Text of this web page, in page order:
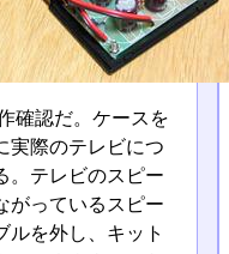
確認だ。ケースを
実際のテレビにつ
。テレビのスピー
がっているスピー
ルを外し、キット